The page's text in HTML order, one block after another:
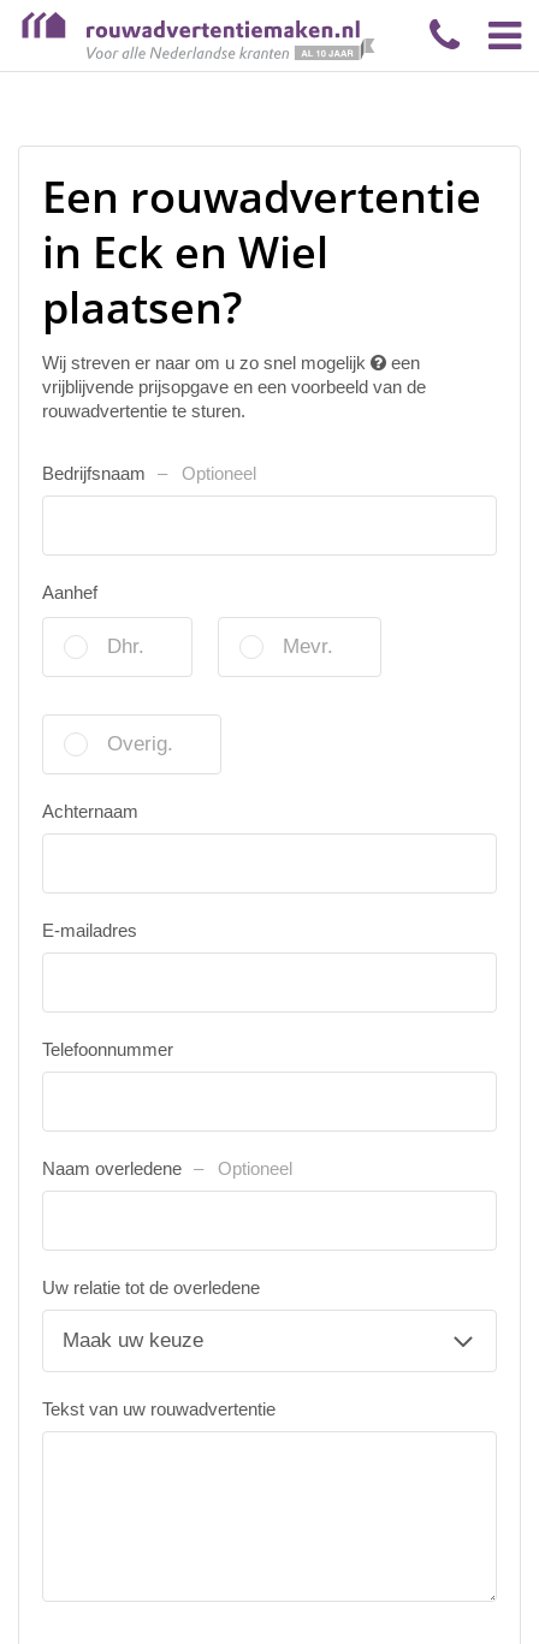
Een rouwadvertentie
in Eck en Wiel
plaatsen?
Wij streven er naar om u zo snel mogelijk
een
vrijblijvende prijsopgave en een voorbeeld van de
rouwadvertentie te sturen.
Bedrijfsnaam Optioneel
Aanhef
Dhr. Mevr.
Overig.
Achternaam
E-mailadres
Telefoonnummer
Naam overledene Optioneel
Uw relatie tot de overledene
Tekst van uw rouwadvertentie